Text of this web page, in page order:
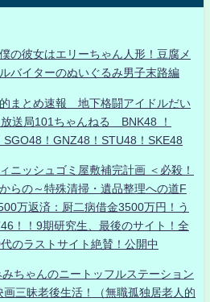
の彼女はエリーちゃん人形！豆腐メ
バイターのぬいぐるみ男子末路編
まとめ速報 地下格闘アイドルだい
送局101ちゃんねる BNK48 ！
！GNZ48！STU48！SKE48
ニッシュゴミ屋敷補完計画 ＜必殺！
らの～特殊清掃・遺品整理への道F
万返済：厨二病借金3500万円！う
！！9期研究生、最後のサイト！全
のラストサイト絶賛！公開中
ちゃんのニートッフルステーション
三昧老後生活！（無職孤独居老人的